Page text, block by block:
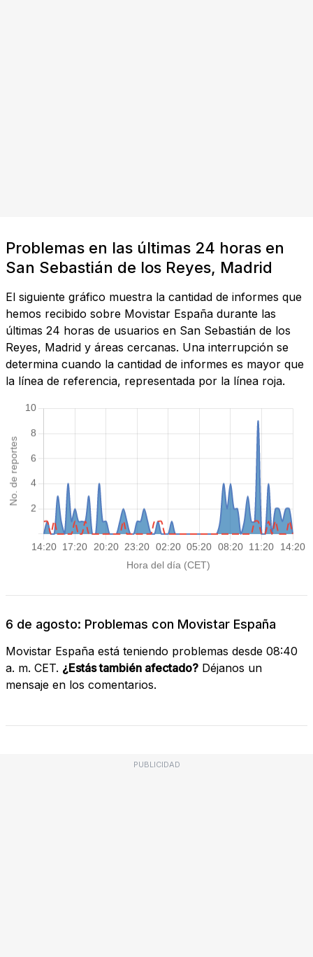
Problemas en las últimas 24 horas en
San Sebastián de los Reyes, Madrid
El siguiente gráfico muestra la cantidad de informes que
hemos recibido sobre Movistar España durante las
últimas 24 horas de usuarios en San Sebastián de los
Reyes, Madrid y áreas cercanas. Una interrupción se
determina cuando la cantidad de informes es mayor que
la línea de referencia, representada por la línea roja.
6 de agosto: Problemas con Movistar España
Movistar España está teniendo problemas desde 08:40
a. m. CET. ¿Estás también afectado? Déjanos un
mensaje en los comentarios.
PUBLICIDAD